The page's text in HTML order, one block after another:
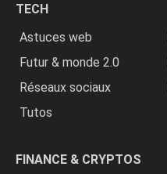
TECH
Astuces web
Futur & monde 2.0
Réseaux sociaux
Tutos
FINANCE & CRYPTOS